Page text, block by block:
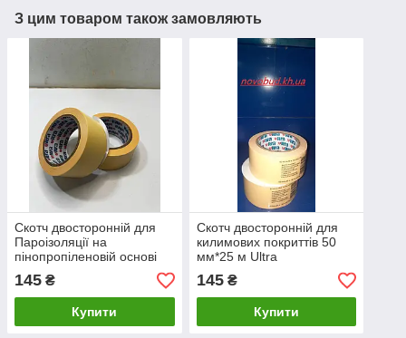
З цим товаром також замовляють
Скотч двосторонній для
Пароізоляції на
пінопропіленовій основі
50 мм*25 м ТМ" Ультра"
145 ₴
Купити
Скотч двосторонній для
килимових покриттів 50
мм*25 м Ultra
145₴
Купити